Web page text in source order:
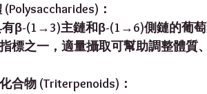
：
具有β-(1→3)主鏈和β-(1→6)側鏈的葡
指標之一，適量攝取可幫助調整體
合物 (Triterpenoids)：